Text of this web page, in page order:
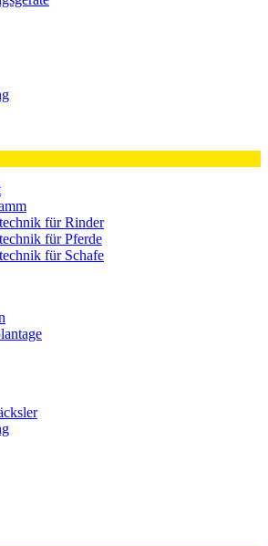
für Rinder
für Pferde
für Schafe